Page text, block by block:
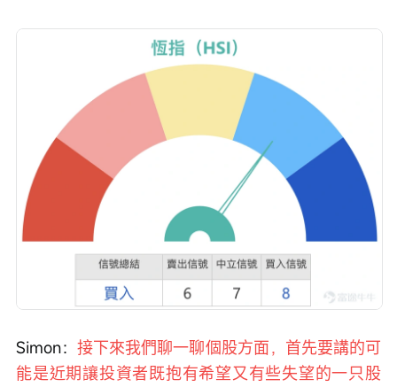
Simon：接下來我們聊一聊個股方面，首先要講的可
能是近期讓投資者既抱有希望又有些失望的一只股